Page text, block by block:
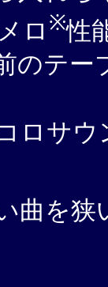
ロ ※性
のテ
ロサウ
を狭